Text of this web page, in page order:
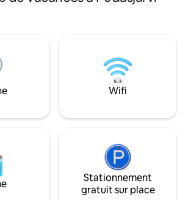
dans l'abri pour
de linge de lit pour
à la charge du
le souhaitez, vous
€ . Veuillez
Wifi
Stationnement
gratuit sur place